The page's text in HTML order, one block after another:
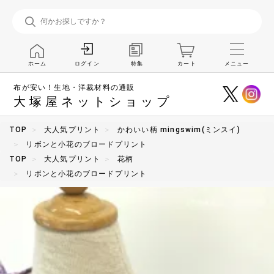
布が安い！生地・洋裁材料の通販
大塚屋ネットショップ
ホーム ログイン 特集 カート メニュー
TOP 大人気プリント
かわいい柄 mingswim(ミンスイ)
リボンと小花のブロードプリント
TOP
大人気プリント
花柄
リボンと小花のブロードプリント